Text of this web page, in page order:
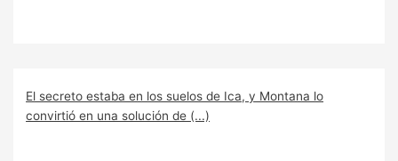
El secreto estaba en los suelos de Ica, y Montana lo
convirtió en una solución de (...)